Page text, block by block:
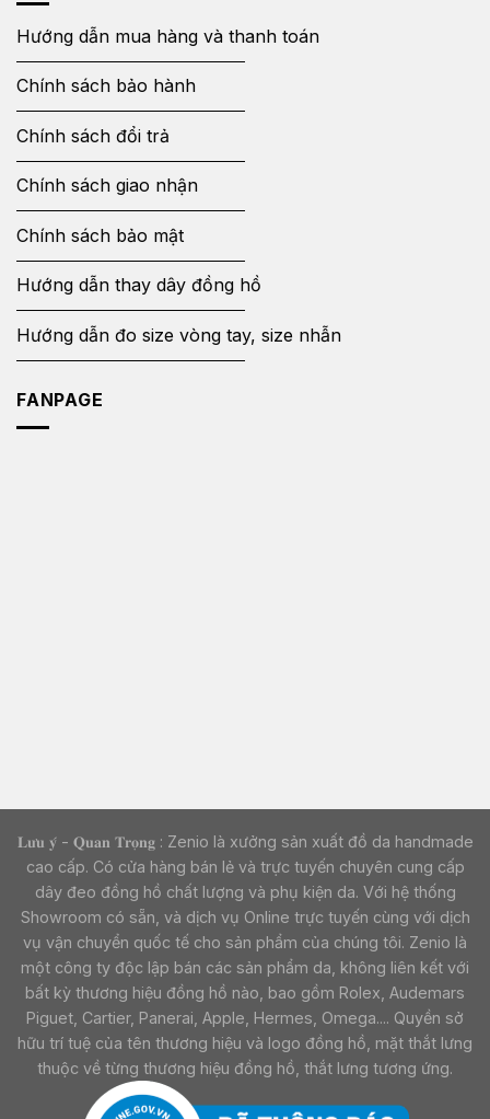
Hướng dẫn mua hàng và thanh toán
Chính sách bảo hành
Chính sách đổi trả
Chính sách giao nhận
Chính sách bảo mật
Hướng dẫn thay dây đồng hồ
Hướng dẫn đo size vòng tay, size nhẫn
FANPAGE
𝐋𝐮̛𝐮 𝐲́ - 𝐐𝐮𝐚𝐧 𝐓𝐫𝐨̣𝐧𝐠 : Zenio là xưởng sản xuất đồ da handmade
cao cấp. Có cửa hàng bán lẻ và trực tuyến chuyên cung cấp
dây đeo đồng hồ chất lượng và phụ kiện da. Với hệ thống
Showroom có sẵn, và dịch vụ Online trực tuyến cùng với dịch
vụ vận chuyển quốc tế cho sản phẩm của chúng tôi. Zenio là
một công ty độc lập bán các sản phẩm da, không liên kết với
bất kỳ thương hiệu đồng hồ nào, bao gồm Rolex, Audemars
Piguet, Cartier, Panerai, Apple, Hermes, Omega.... Quyền sở
hữu trí tuệ của tên thương hiệu và logo đồng hồ, mặt thắt lưng
thuộc về từng thương hiệu đồng hồ, thắt lưng tương ứng.